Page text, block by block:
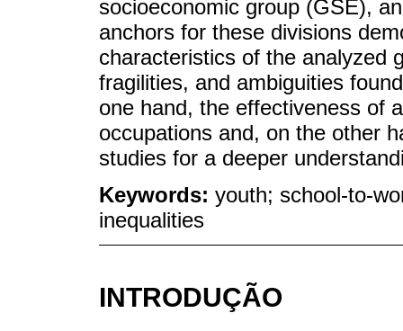
socioeconomic group (GSE),
anchors for these divisions
characteristics of the analyzed
fragilities, and ambiguities
one hand, the effectiveness of
occupations and, on the other
studies for a deeper
Keywords: youth; school-to-
inequalities
INTRODUÇÃO